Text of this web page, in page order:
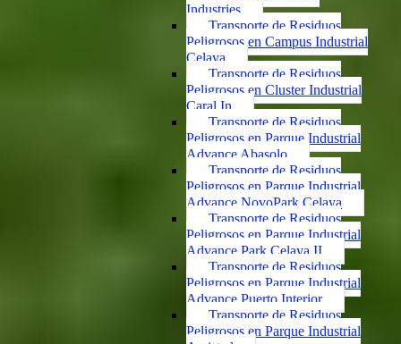
Industries
Transporte de Residuos
Peligrosos en Campus Industrial
Celaya
Transporte de Residuos
Peligrosos en Cluster Industrial
Caral In
Transporte de Residuos
Peligrosos en Parque Industrial
Advance Abasolo
Transporte de Residuos
Peligrosos en Parque Industrial
Advance NovoPark Celaya
Transporte de Residuos
Peligrosos en Parque Industrial
Advance Park Celaya II
Transporte de Residuos
Peligrosos en Parque Industrial
Advance Puerto Interior
Transporte de Residuos
Peligrosos en Parque Industrial